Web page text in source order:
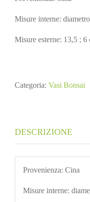
Misure interne:
Misure esterne: 13,5 ; 6
Categoria: Vasi Bonsai
DESCRIZIONE
Provenienza: Cina
Misure interne: